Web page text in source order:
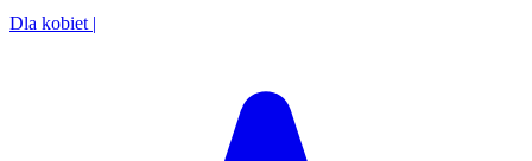
Dla kobiet |